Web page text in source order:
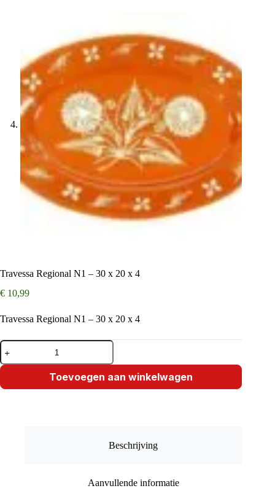
Travessa Regional N1 – 30 x 20 x 4
€ 10,99
Travessa Regional N1 – 30 x 20 x 4
Travessa
Regional
N1
30
Toevoegen aan winkelwagen
Beschrijving
Aanvullende informatie